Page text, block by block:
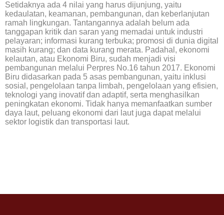
Setidaknya ada 4 nilai yang harus dijunjung, yaitu
kedaulatan, keamanan, pembangunan, dan keberlanjutan
ramah lingkungan. Tantangannya adalah belum ada
tanggapan kritik dan saran yang memadai untuk industri
pelayaran; informasi kurang terbuka; promosi di dunia digital
masih kurang; dan data kurang merata. Padahal, ekonomi
kelautan, atau Ekonomi Biru, sudah menjadi visi
pembangunan melalui Perpres No.16 tahun 2017. Ekonomi
Biru didasarkan pada 5 asas pembangunan, yaitu inklusi
sosial, pengelolaan tanpa limbah, pengelolaan yang efisien,
teknologi yang inovatif dan adaptif, serta menghasilkan
peningkatan ekonomi. Tidak hanya memanfaatkan sumber
daya laut, peluang ekonomi dari laut juga dapat melalui
sektor logistik dan transportasi laut.